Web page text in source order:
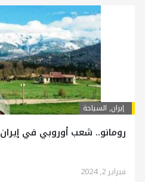
إيران, السياحة
رومانو.. شعب أوروبي في إيران
فبراير 2, 2024